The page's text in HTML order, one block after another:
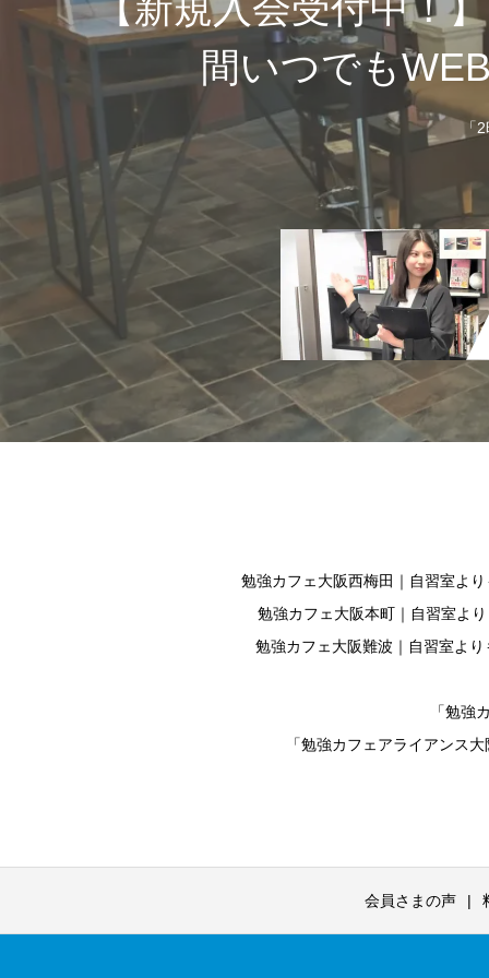
間いつでも
「
勉強カフェ大阪西梅田｜自習室よ
勉強カフェ大阪本町｜自習室よ
勉強カフェ大阪難波｜自習室よ
「勉強
「勉強カフェアライアンス
会員さまの声